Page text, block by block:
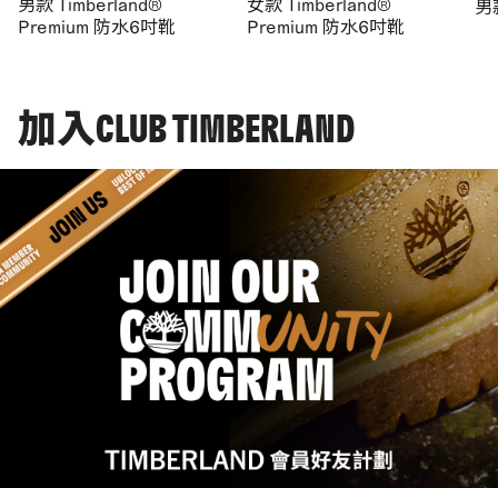
Premium 防水6吋靴
Premium 防水6吋靴
男
加入CLUB TIMBERLAND